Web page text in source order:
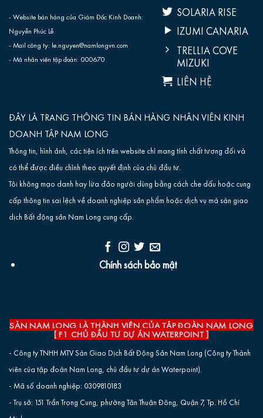
- Website bán hàng của Giám Đốc Kinh Doanh:
Nguyễn Phúc Lễ
- Mail công ty: le.nguyen@namlongvn.com
- Mã nhân viên tập đoàn: 000670
SOLARIA RISE
IZUMI CANARIA
TRELLIA COVE
MIZUKI
LIÊN HỆ
ĐÂY LÀ TRANG THÔNG TIN BÁN HÀNG NHÂN VIÊN KINH
DOANH TẬP NAM LONG
Thông tin, hình ảnh, các tiện ích trên website chỉ mang tính chất tương đối và
có thể được điều chỉnh theo quyết định của chủ đầu tư.
Tôi không mạo danh hay lừa đảo người dùng bằng cách che dấu hoặc cung
cấp thông tin sai lệch về doanh nghiệp sản phẩm hoặc dịch vụ mà sàn giao
dịch Bất động sản Nam Long cung cấp.
Chính sách bảo mật
SÀN NAM LONG LÀ THÀNH VIÊN CỦA TẬP ĐOÀN NAM LONG
[ F1 CHỦ ĐẦU TƯ DỰ ÁN WATERPOINT ]
- Công ty TNHH MTV Sàn Giao Dịch Bất Động Sản Nam Long (Công ty Thành
viên của tập đoàn Nam Long, chủ đầu tư dự án Waterpoint).
- Mã số doanh nghiệp: 0309810183
- Trụ sở: 151 Trần Trọng Cung, phường Tân Thuận Đông, Quận 7, Tp. Hồ Chí